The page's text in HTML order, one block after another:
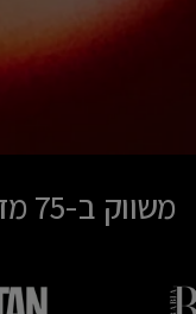
משווק ב-75 מדינות עם מיליוני משתמשים